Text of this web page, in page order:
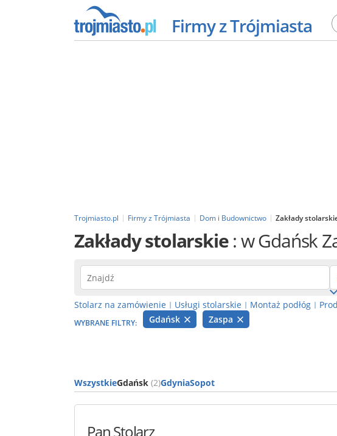
Firmy z Trójmiasta
Trojmiasto.pl Firmy z Trójmiasta Dom i Budownictwo Zakłady
Zakłady stolarskie: w Gdańsk
Stolarz na zamówienie | Usługi stolarskie | Montaż podłóg |
WYBRANE FILTRY: Gdańsk Zaspa
WszystkieGdańsk (2)GdyniaSopot
Pan Stolarz